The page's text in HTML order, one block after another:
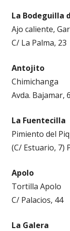
La Bodeguilla
Ajo caliente,
C/ La Palma, 23
Antojito
Chimichanga
Avda. Bajamar, 6
La Fuentecilla
Pimiento del
(C/ Estuario, 7)
Apolo
Tortilla Apolo
C/ Palacios, 44
La Galera